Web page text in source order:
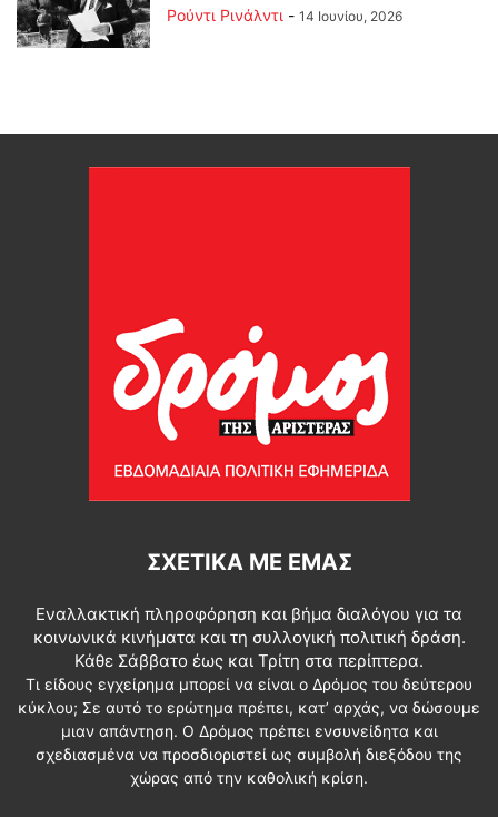
Ρούντι Ρινάλντι - 14 Ιουνίου, 2026
ΣΧΕΤΙΚΆ ΜΕ ΕΜΆΣ
Εναλλακτική πληροφόρηση και βήμα διαλόγου για τα
κοινωνικά κινήματα και τη συλλογική πολιτική δράση.
Κάθε Σάββατο έως και Τρίτη στα περίπτερα.
Τι είδους εγχείρημα μπορεί να είναι ο Δρόμος του δεύτερου
κύκλου; Σε αυτό το ερώτημα πρέπει, κατ’ αρχάς, να δώσουμε
μιαν απάντηση. Ο Δρόμος πρέπει ενσυνείδητα και
σχεδιασμένα να προσδιοριστεί ως συμβολή διεξόδου της
χώρας από την καθολική κρίση.